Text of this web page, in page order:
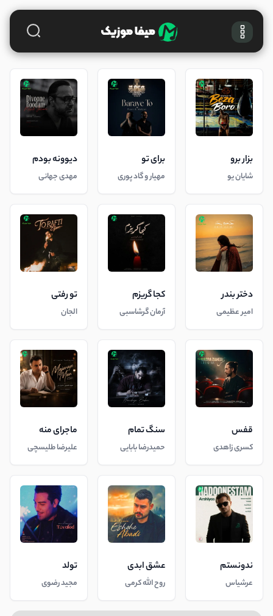
بزار برو
شایان یو
برای تو
مهیار و گاد پوری
دیوونه بودم
مهدی جهانی
دختر بندر
امیر عظیمی
کجا گریزم
آرمان گرشاسبی
تو رفتی
الجان
قفس
کسری زاهدی
سنگ تمام
حمیدرضا بابایی
ماجرای منه
علیرضا طلیسچی
ندونستم
عرشیاس
عشق ابدی
روح الله کرمی
تولد
مجید رضوی